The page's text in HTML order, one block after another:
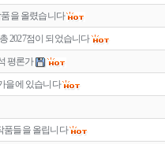
을 올렸습니다
2027점이 되었습니다
평론가
을에 있습니다
품들을 올립니다